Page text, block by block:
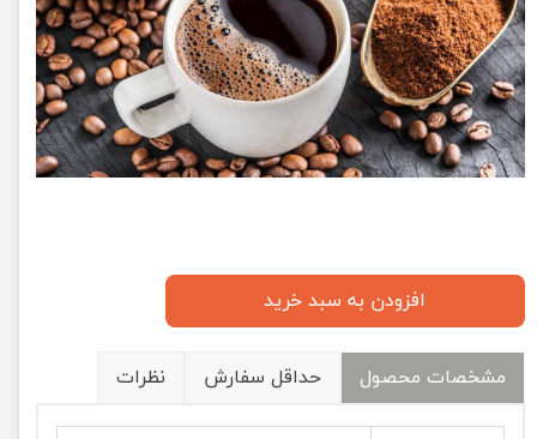
افزودن به سبد خرید
مشخصات محصول حداقل سفارش نظرات